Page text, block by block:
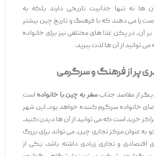
نه تنها جذابیت تاریخی دارند بلکه به
را می ‌دهند که با فرهنگ و تاریخ چین بیشتر
آن، در پکن غذا های مختلفی نیز برای خانواده‌
‌توانید از آن‌ ها لذت ببرید.
پر از فرهنگ و سرگرمی
از مقاصد جذابسفر به چین با خانوادهاست
خانواده سرگرم‌ کننده خواهد بود. این شهر
خرید است که می ‌توانید از آن ‌ها دیدن کنید.
عنوان مرکز تجاری چین، می ‌تواند برای بزرگ
اقتصادی و تجاری زیادی داشته باشد. یکی از